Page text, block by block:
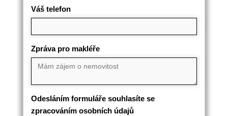
Váš telefon
Zpráva pro makléře
Odesláním formuláře souhlasíte se
zpracováním osobních údajů